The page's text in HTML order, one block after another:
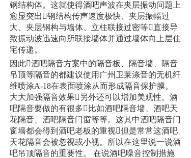
钢结构体。这就使得酒吧声波在夹层振动问题上
愈显突出钢结构传声速度极快、夹层振幅过
大、夹层钢构与墙体、立柱联接过密等直接导
致振动波迅速向所联接墙体并通过墙体向上层住
宅传递。
因此酒吧隔音方案中的隔音板、隔音墙、隔音
吊顶等隔音的都建议使用广州卫莱涤音的无机纤
维喷涂A-18在表面喷涂从而形成隔音保护膜。
大大加强隔音效果另外还可以增加美观性。酒
吧隔音要做的有很多比如酒吧隔音墙、酒吧天
花隔音、酒吧隔音门窗等等。这其中酒吧隔音门
窗墙都会得到酒吧老板的重视但是常常这酒吧
天花隔音会被忽视或小视。所以在这里说一说酒
吧吊顶隔音的重要性。 在说酒吧噪音控制措施